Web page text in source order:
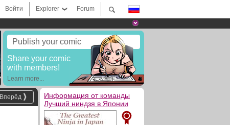
Forum
Explorer
Войти
Publish your comic
Share your comic
with members!
Learn more...
Вперёд
Информация от команды
Лучший ниндзя в Японии